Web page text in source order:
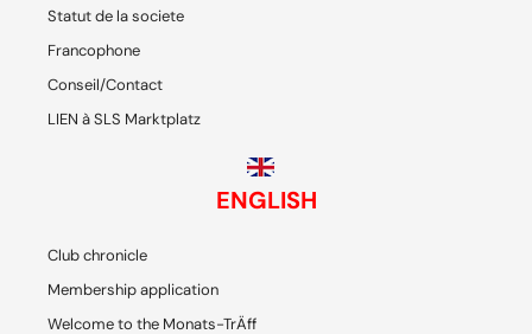
Statut de la societe
Francophone
Conseil/Contact
LIEN à SLS Marktplatz
ENGLISH
Club chronicle
Membership application
Welcome to the Monats-TrÄff